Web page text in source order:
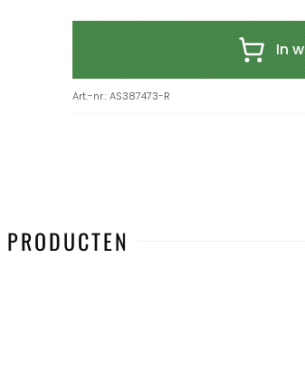
In
Art.-nr.:AS387473-R